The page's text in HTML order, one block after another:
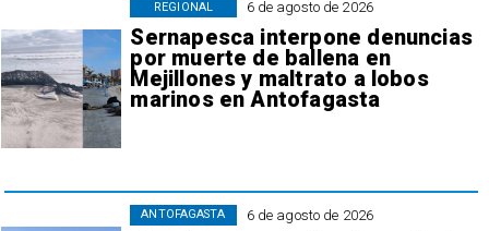
6 de agosto de 2026
Sernapesca interpone denuncias
por muerte de ballena en
Mejillones y maltrato a lobos
marinos en Antofagasta
REGIONAL
6 de agosto de 2026
ANTOFAGASTA